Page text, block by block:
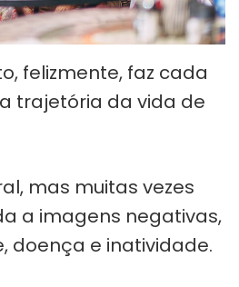
felizmente, faz cada
trajetória da vida de
mas muitas vezes
a imagens negativas,
doença e inatividade.